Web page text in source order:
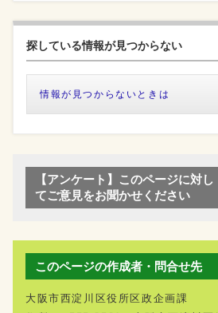
探している情報が見つからない
情報が見つからないときは
【アンケート】このページに対し
てご意見をお聞かせください
このページの作成者・問合せ先
大阪市西淀川区役所区政企画課